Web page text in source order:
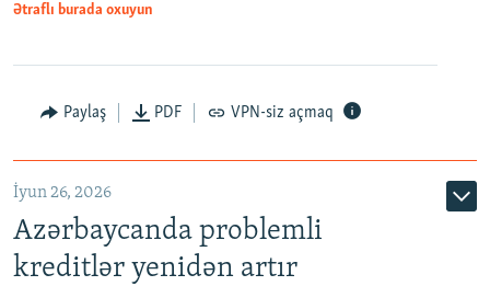
Auto 240p 360p 480p
720p 1080p
Ətraflı burada oxuyun
Paylaş PDF VPN-siz açmaq
İyun 26, 2026
Azərbaycanda problemli
kreditlər yenidən artır